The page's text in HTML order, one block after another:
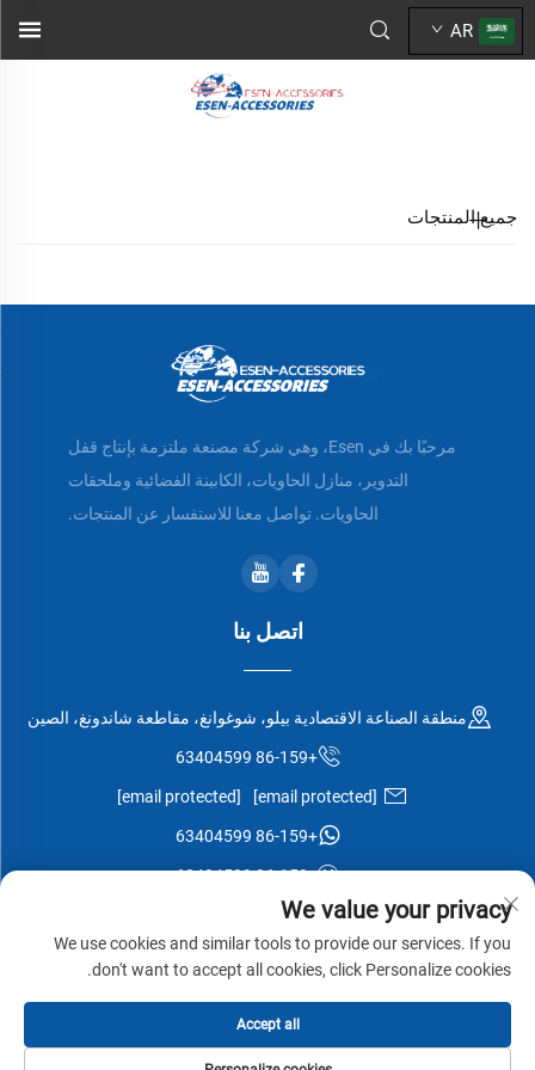
AR
جميع المنتجات
مرحبًا بك في Esen، وهي شركة مصنعة ملتزمة بإنتاج قفل
التدوير، منازل الحاويات، الكابينة الفضائية وملحقات
الحاويات. تواصل معنا للاستفسار عن المنتجات.
اتصل بنا
منطقة الصناعة الاقتصادية بيلو، شوغوانغ، مقاطعة شاندونغ، الصين
+86-159 63404599
[email protected]
[email protected]
+86-159 63404599
+86-159 63404599
الخصوصية -مدونة
We value your privacy
We use cookies and similar tools to provide our services. If you
don't want to accept all cookies, click Personalize cookies.
Accept all